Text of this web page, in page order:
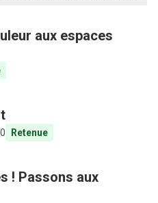
aux espaces
0 Retenue
! Passons aux